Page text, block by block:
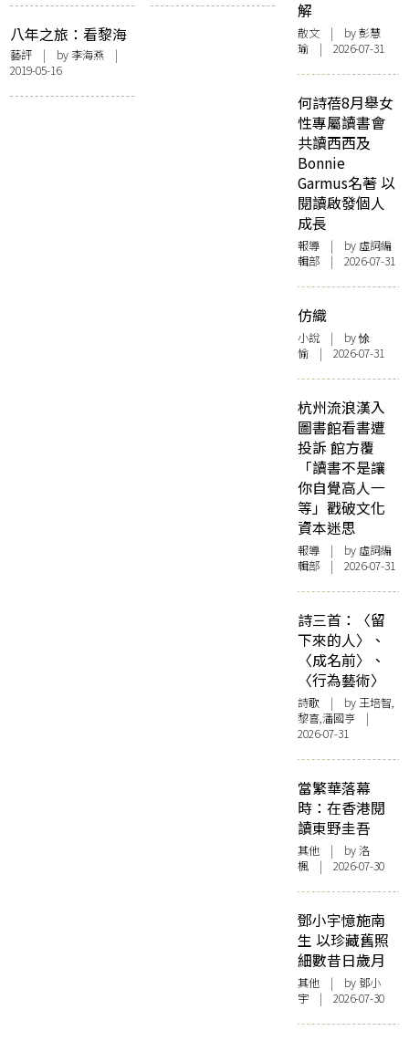
合黃碧雲、西西當
代文字
八年之旅：看黎海
寧由《冬之旅》走
到《春之祭》
藝評 | by 李海燕 |
2019-05-16
解
散文 | by 彭慧
瑜 | 2026-07-31
何詩蓓8月舉女
性專屬讀書會
共讀西西及
Bonnie
Garmus名著 以
閱讀啟發個人
成長
報導 | by 虛詞編
輯部 | 2026-07-31
仿織
小說 | by 悇
愉 | 2026-07-31
杭州流浪漢入
圖書館看書遭
投訴 館方覆
「讀書不是讓
你自覺高人一
等」戳破文化
資本迷思
報導 | by 虛詞編
輯部 | 2026-07-31
詩三首：〈留
下來的人〉、
〈成名前〉、
〈行為藝術〉
詩歌 | by 王培智,
黎喜,潘國亨 |
2026-07-31
當繁華落幕
時：在香港閱
讀東野圭吾
其他 | by洛
楓 | 2026-07-30
鄧小宇憶施南
生 以珍藏舊照
細數昔日歲月
其他 | by 鄧小
宇 | 2026-07-30